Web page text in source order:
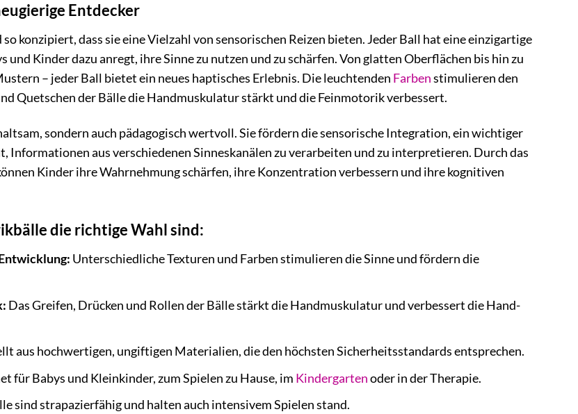
Entdecker
konzipiert, dass sie eine Vielzahl von sensorischen Reizen bieten. Jeder Ball hat eine einzigartige
und Kinder dazu anregt, ihre Sinne zu nutzen und zu schärfen. Von glatten Oberflächen bis hin zu
– jeder Ball bietet ein neues haptisches Erlebnis. Die leuchtenden Farbenstimulieren den
Quetschen der Bälle die Handmuskulatur stärkt und die Feinmotorik verbessert.
sondern auch pädagogisch wertvoll. Sie fördern die sensorische Integration, ein wichtiger
Informationen aus verschiedenen Sinneskanälen zu verarbeiten und zu interpretieren. Durch das
Kinder ihre Wahrnehmung schärfen, ihre Konzentration verbessern und ihre kognitiven
die richtige Wahl sind:
Unterschiedliche Texturen und Farben stimulieren die Sinne und fördern die
Das Greifen, Drücken und Rollen der Bälle stärkt die Handmuskulatur und verbessert die Hand-
aus hochwertigen, ungiftigen Materialien, die den höchsten Sicherheitsstandards entsprechen.
für Babys und Kleinkinder, zum Spielen zu Hause, im Kindergartenoder in der Therapie.
sind strapazierfähig und halten auch intensivem Spielen stand.